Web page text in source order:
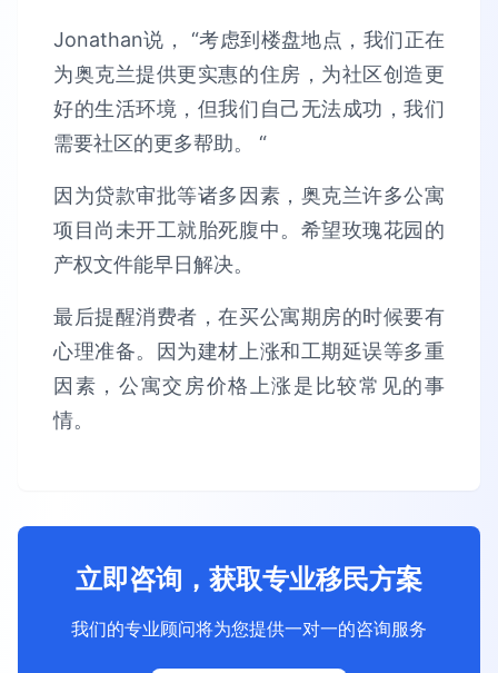
Jonathan说， “考虑到楼盘地点，我们正在
为奥克兰提供更实惠的住房，为社区创造更
好的生活环境，但我们自己无法成功，我们
需要社区的更多帮助。 “
因为贷款审批等诸多因素，奥克兰许多公寓
项目尚未开工就胎死腹中。希望玫瑰花园的
产权文件能早日解决。
最后提醒消费者，在买公寓期房的时候要有
心理准备。因为建材上涨和工期延误等多重
因素，公寓交房价格上涨是比较常见的事
情。
立即咨询，获取专业移民方案
我们的专业顾问将为您提供一对一的咨询服务